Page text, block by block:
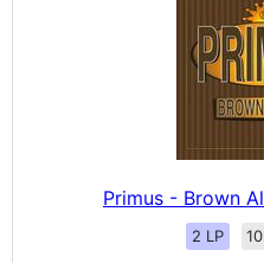
Primus - Brown
2 LP